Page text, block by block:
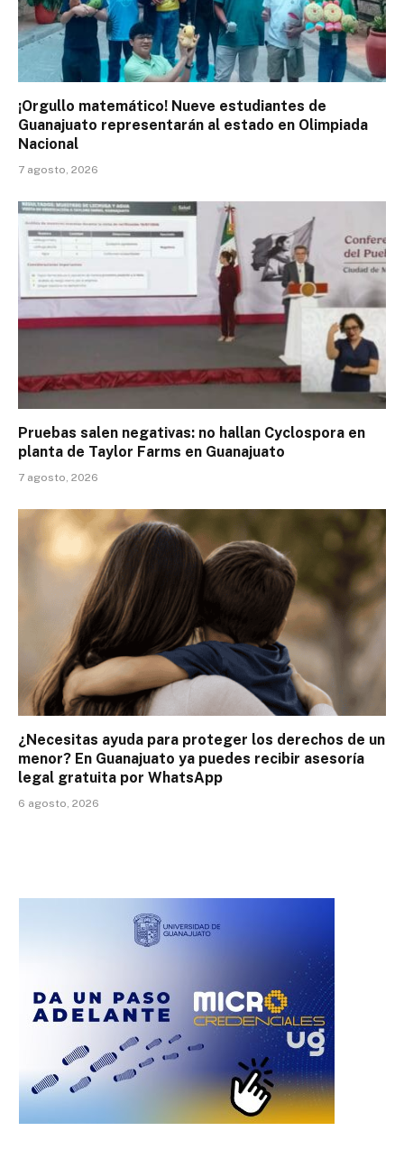
¡Orgullo matemático! Nueve estudiantes de
Guanajuato representarán al estado en Olimpiada
Nacional
7 agosto, 2026
Pruebas salen negativas: no hallan Cyclospora en
planta de Taylor Farms en Guanajuato
7 agosto, 2026
¿Necesitas ayuda para proteger los derechos de un
menor? En Guanajuato ya puedes recibir asesoría
legal gratuita por WhatsApp
6 agosto, 2026